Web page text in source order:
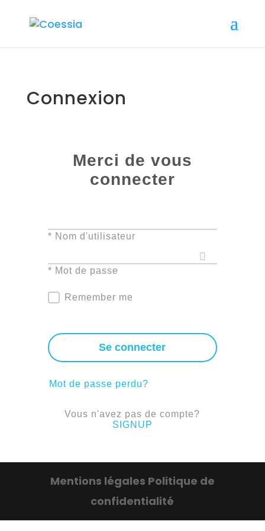
Connexion
Merci de vous
connecter
* Nom d'utilisateur
* Mot de passe
Remember me
Se connecter
Mot de passe perdu?
Vous n'avez pas de compte?
SIGNUP
Mentions légales Politique de
confidentialité